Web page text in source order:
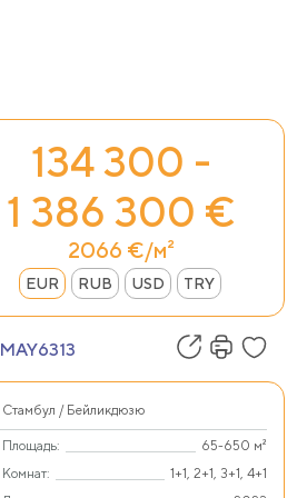
134 300 -
1 386 300 €
2066 €/м²
EUR RUB USD TRY
MAY6313
Стамбул / Бейликдюзю
Площадь:
65-650 м²
Комнат:
1+1, 2+1, 3+1, 4+1